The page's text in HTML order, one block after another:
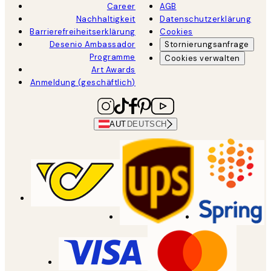
Career
Nachhaltigkeit
Barrierefreiheitserklärung
Desenio Ambassador
Programme
Art Awards
Anmeldung (geschäftlich)
AGB
Datenschutzerklärung
Cookies
Stornierungsanfrage
Cookies verwalten
AUT DEUTSCH